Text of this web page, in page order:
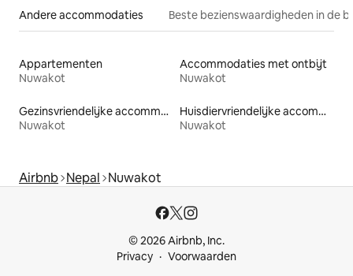
Andere accommodaties Beste bezienswaardigheden in de
Appartementen
Nuwakot
Accommodaties met ontbijt
Nuwakot
Gezinsvriendelijke accommodaties
Nuwakot
Huisdiervriendelijke accommodaties
Nuwakot
Airbnb Nepal Nuwakot
© 2026 Airbnb, Inc.
Privacy
Voorwaarden